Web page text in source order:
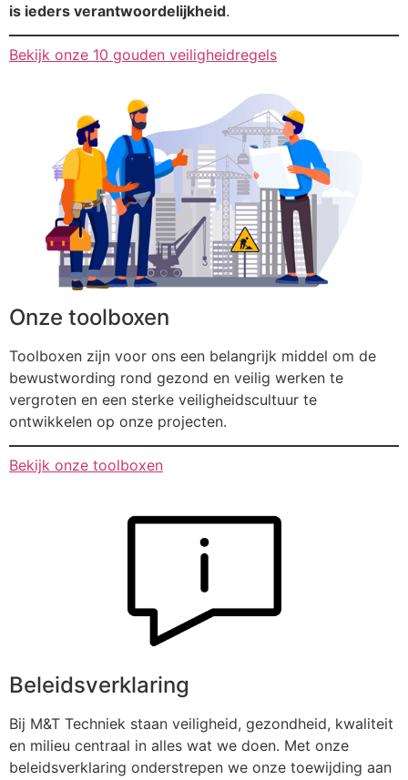
is ieders verantwoordelijkheid.
Bekijk onze 10 gouden veiligheidregels
Onze toolboxen
Toolboxen zijn voor ons een belangrijk middel om de
bewustwording rond gezond en veilig werken te
vergroten en een sterke veiligheidscultuur te
ontwikkelen op onze projecten.
Bekijk onze toolboxen
Beleidsverklaring
Bij M&T Techniek staan veiligheid, gezondheid, kwaliteit
en milieu centraal in alles wat we doen. Met onze
beleidsverklaring onderstrepen we onze toewijding aan